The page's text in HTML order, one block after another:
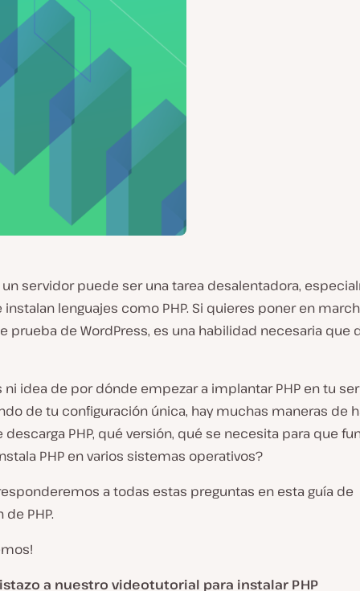
un servidor puede ser una tarea desalentadora,
lenguajes como PHP. Si quieres poner en
prueba de WordPress, es una habilidad necesaria que
ni idea de por dónde empezar a implantar PHP en tu
de tu configuración única, hay muchas maneras de
descarga PHP, qué versión, qué se necesita para que
PHP en varios sistemas operativos?
a todas estas preguntas en esta guía de
PHP.
a nuestro videotutorial para instalar PHP